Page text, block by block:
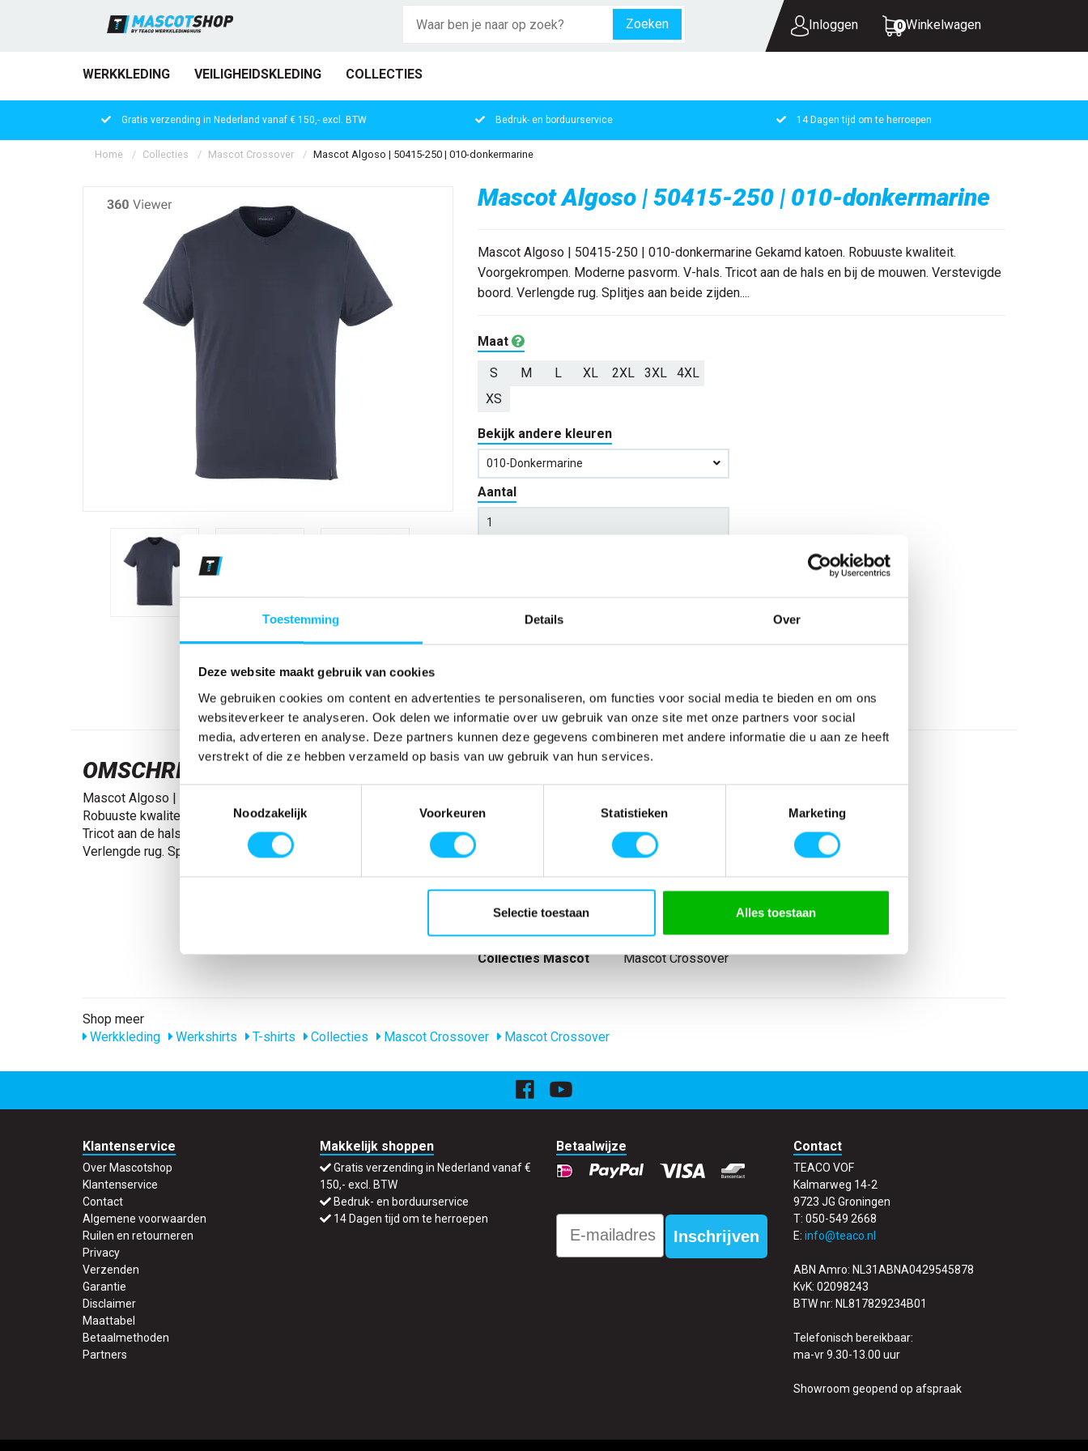
Toestemming Details Over
Deze website maakt gebruik van cookies
We gebruiken cookies om content en advertenties te personaliseren, om functies voor social media te bieden en om ons
websiteverkeer te analyseren. Ook delen we informatie over uw gebruik van onze site met onze partners voor social
media, adverteren en analyse. Deze partners kunnen deze gegevens combineren met andere informatie die u aan ze heeft
verstrekt of die ze hebben verzameld op basis van uw gebruik van hun services.
Noodzakelijk
Voorkeuren Statistieken Marketing
Selectie toestaan Alles toestaan
Zoeken Inloggen 0 Winkelwagen
WERKKLEDING VEILIGHEIDSKLEDING COLLECTIES
UW WINKELWAGEN IS LEEG.
Gratis verzending in Nederland vanaf € 150,- excl. BTW Bedruk- en borduurservice 14 Dagen tijd om te herroepen
Home Collecties Mascot Crossover Mascot Algoso | 50415-250 | 010-donkermarine
Mascot Algoso | 50415-250 | 010-donkermarine
Mascot Algoso | 50415-250 | 010-donkermarine Gekamd katoen. Robuuste kwaliteit.
Voorgekrompen. Moderne pasvorm. V-hals. Tricot aan de hals en bij de mouwen. Verstevigde
boord. Verlengde rug. Splitjes aan beide zijden....
Maat
S M L XL 2XL 3XL
4XL
XS
Bekijk andere kleuren
010-Donkermarine
Aantal
Kies kleur/maat
€ 16,94 € 19,92excl BTW
€ 20,50
Niet zeker wat jou maat is?Bekijk maattabel
OMSCHRIJVING
Mascot Algoso | 50415-250 | 010-donkermarine Gekamd katoen.
Robuuste kwaliteit. Voorgekrompen. Moderne pasvorm. V-hals.
Tricot aan de hals en bij de mouwen. Verstevigde boord.
Verlengde rug. Splitjes aan beide zijden.
SPECIFICATIES
EAN nummer
-
50415-250
Mascot
nl_materiaal
Katoen
Producttype
Levertijd
gewicht
195 g/m
Collecties Mascot
Mascot Crossover
Shop meer
Werkkleding
Werkshirts T-shirts Collecties Mascot Crossover Mascot Crossover
Klantenservice
Over Mascotshop
Klantenservice
Contact
Algemene voorwaarden
Ruilen en retourneren
Privacy
Verzenden
Garantie
Disclaimer
Maattabel
Betaalmethoden
Partners
Makkelijk shoppen
Gratis verzending in Nederland vanaf €
150,- excl. BTW
Bedruk- en borduurservice
14 Dagen tijd om te herroepen
Betaalwijze
Email
Inschrijven
Contact
TEACO VOF
Kalmarweg 14-2
9723 JG Groningen
T: 050-549 2668
E: info@teaco.nl
ABN Amro: NL31ABNA0429545878
KvK: 02098243
BTW nr: NL817829234B01
Telefonisch bereikbaar:
ma-vr 9.30-13.00 uur
Showroom geopend op afspraak